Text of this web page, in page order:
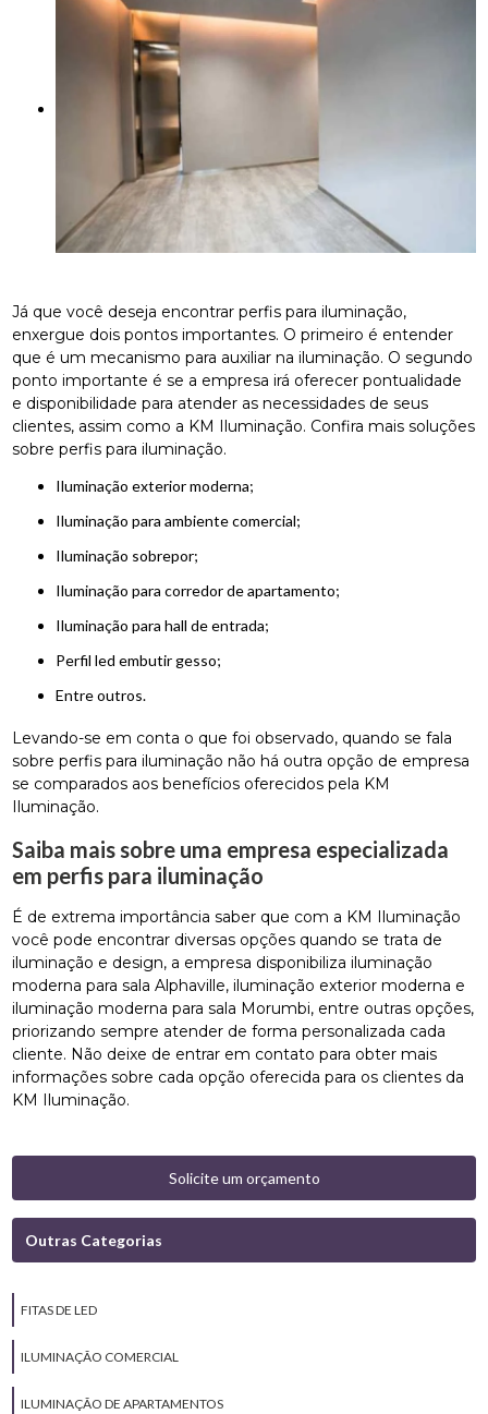
Já que você deseja encontrar perfis para iluminação,
enxergue dois pontos importantes. O primeiro é entender
que é um mecanismo para auxiliar na iluminação. O segundo
ponto importante é se a empresa irá oferecer pontualidade
e disponibilidade para atender as necessidades de seus
clientes, assim como a KM Iluminação. Confira mais soluções
sobre perfis para iluminação.
iluminação exterior moderna;
iluminação para ambiente comercial;
iluminação sobrepor;
iluminação para corredor de apartamento;
iluminação para hall de entrada;
perfil led embutir gesso;
entre outros.
Levando-se em conta o que foi observado, quando se fala
sobre perfis para iluminação não há outra opção de empresa
se comparados aos benefícios oferecidos pela KM
Iluminação.
Saiba mais sobre uma empresa especializada
em perfis para iluminação
É de extrema importância saber que com a KM Iluminação
você pode encontrar diversas opções quando se trata de
iluminação e design, a empresa disponibiliza iluminação
moderna para sala Alphaville, iluminação exterior moderna e
iluminação moderna para sala Morumbi, entre outras opções,
priorizando sempre atender de forma personalizada cada
cliente. Não deixe de entrar em contato para obter mais
informações sobre cada opção oferecida para os clientes da
KM Iluminação.
Solicite um orçamento
Outras Categorias
FITAS DE LED
ILUMINAÇÃO COMERCIAL
ILUMINAÇÃO DE APARTAMENTOS